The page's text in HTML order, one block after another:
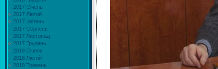
2017 Січень
2017 Лютий
2017 Квітень
2017 Серпень
2017 Листопад
2017 Грудень
2018 Січень
2018 Лютий
2018 Травень